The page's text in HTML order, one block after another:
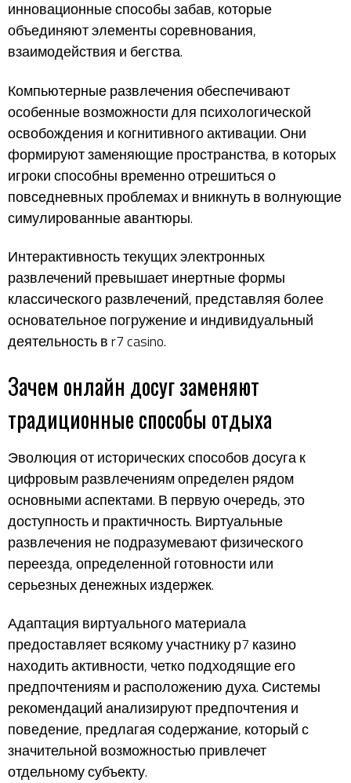
инновационные способы забав, которые
объединяют элементы соревнования,
взаимодействия и бегства.
Компьютерные развлечения обеспечивают
особенные возможности для психологической
освобождения и когнитивного активации. Они
формируют заменяющие пространства, в которых
игроки способны временно отрешиться о
повседневных проблемах и вникнуть в волнующие
симулированные авантюры.
Интерактивность текущих электронных
развлечений превышает инертные формы
классического развлечений, представляя более
основательное погружение и индивидуальный
деятельность в r7 casino.
Зачем онлайн досуг заменяют
традиционные способы отдыха
Эволюция от исторических способов досуга к
цифровым развлечениям определен рядом
основными аспектами. В первую очередь, это
доступность и практичность. Виртуальные
развлечения не подразумевают физического
переезда, определенной готовности или
серьезных денежных издержек.
Адаптация виртуального материала
предоставляет всякому участнику р7 казино
находить активности, четко подходящие его
предпочтениям и расположению духа. Системы
рекомендаций анализируют предпочтения и
поведение, предлагая содержание, который с
значительной возможностью привлечет
отдельному субъекту.